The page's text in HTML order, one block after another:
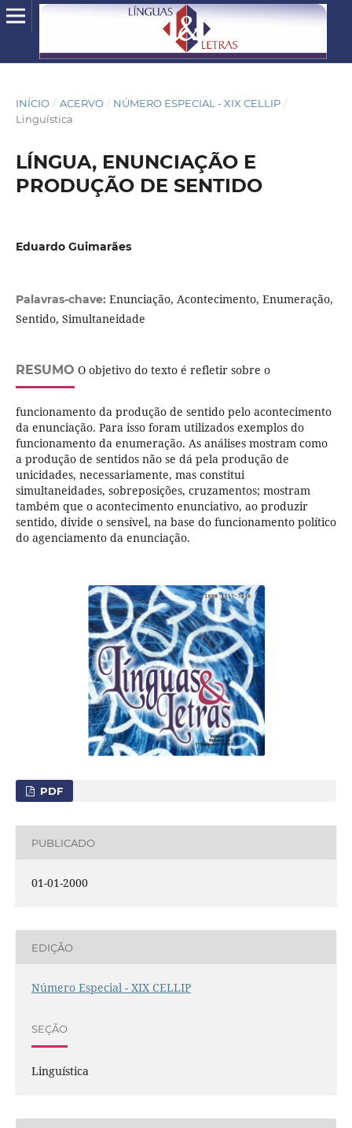
INÍCIO / ACERVO / NÚMERO ESPECIAL - XIX CELLIP /
Linguística
LÍNGUA, ENUNCIAÇÃO E
PRODUÇÃO DE SENTIDO
Eduardo Guimarães
Palavras-chave: Enunciação, Acontecimento, Enumeração,
Sentido, Simultaneidade
RESUMO O objetivo do texto é refletir sobre o
funcionamento da produção de sentido pelo acontecimento
da enunciação. Para isso foram utilizados exemplos do
funcionamento da enumeração. As análises mostram como
a produção de sentidos não se dá pela produção de
unicidades, necessariamente, mas constitui
simultaneidades, sobreposições, cruzamentos; mostram
também que o acontecimento enunciativo, ao produzir
sentido, divide o sensível, na base do funcionamento político
do agenciamento da enunciação.
PDF
PUBLICADO
01-01-2000
EDIÇÃO
Número Especial - XIX CELLIP
SEÇÃO
Linguística